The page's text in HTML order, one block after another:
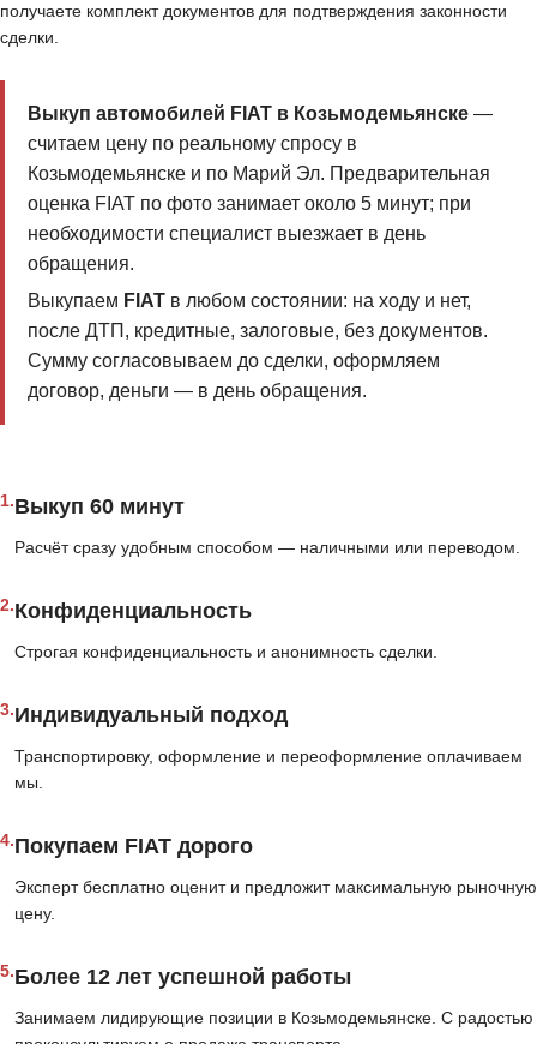
получаете комплект документов для подтверждения законности
сделки.
Выкуп автомобилей FIAT в Козьмодемьянске—
считаем цену по реальному спросу в
Козьмодемьянске и по Марий Эл. Предварительная
оценка FIAT по фото занимает около 5 минут; при
необходимости специалист выезжает в день
обращения.
Выкупаем FIATв любом состоянии: на ходу и нет,
после ДТП, кредитные, залоговые, без документов.
Сумму согласовываем до сделки, оформляем
договор, деньги — в день обращения.
1.Выкуп 60 минут
Расчёт сразу удобным способом — наличными или переводом.
2.Конфиденциальность
Строгая конфиденциальность и анонимность сделки.
3.Индивидуальный подход
Транспортировку, оформление и переоформление оплачиваем
мы.
4.Покупаем FIAT дорого
Эксперт бесплатно оценит и предложит максимальную рыночную
цену.
5.Более 12 лет успешной работы
Занимаем лидирующие позиции в Козьмодемьянске. С радостью